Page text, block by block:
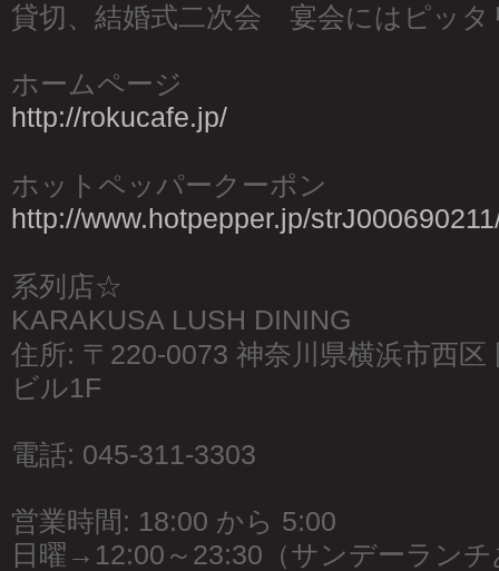
貸切、結婚式二次会 宴会にはピッタ
ホームページ
http://rokucafe.jp/
ホットペッパークーポン
http://www.hotpepper.jp/
系列店☆
KARAKUSA LUSH DINING
住所: 〒220-0073 神奈川県横浜市西区
ビル1F
電話: 045-311-3303
営業時間: 18:00 から 5:00
日曜→12:00～23:30（サンデーラン